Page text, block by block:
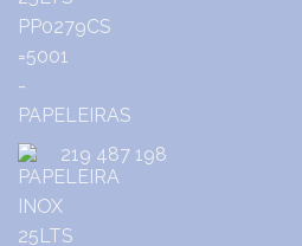
219 487 198